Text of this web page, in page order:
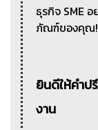
ธุรกิจ SME
ภัณฑ์ของคุณ!
ยินดีให้คำป
งาน